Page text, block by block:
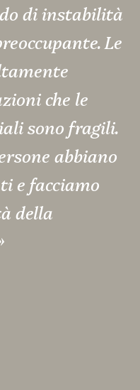
di instabilità
Le
che le
sono fragili.
abbiano
e facciamo
della